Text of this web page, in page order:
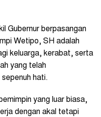
Gubernur berpasangan
Wetipo, SH adalah
keluarga, kerabat, serta
yang telah
hati.
yang luar biasa,
dengan akal tetapi